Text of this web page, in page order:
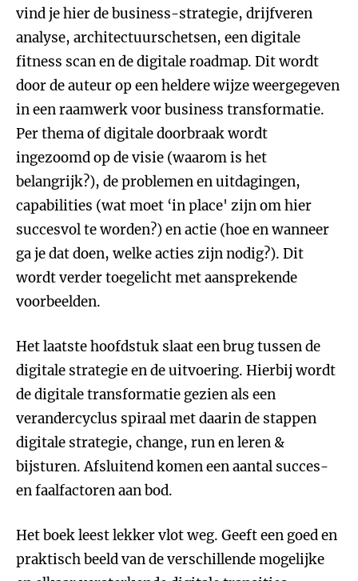
vind je hier de business-strategie, drijfveren
analyse, architectuurschetsen, een digitale
fitness scan en de digitale roadmap. Dit wordt
door de auteur op een heldere wijze weergegeven
in een raamwerk voor business transformatie.
Per thema of digitale doorbraak wordt
ingezoomd op de visie (waarom is het
belangrijk?), de problemen en uitdagingen,
capabilities (wat moet ‘in place' zijn om hier
succesvol te worden?) en actie (hoe en wanneer
ga je dat doen, welke acties zijn nodig?). Dit
wordt verder toegelicht met aansprekende
voorbeelden.
Het laatste hoofdstuk slaat een brug tussen de
digitale strategie en de uitvoering. Hierbij wordt
de digitale transformatie gezien als een
verandercyclus spiraal met daarin de stappen
digitale strategie, change, run en leren &
bijsturen. Afsluitend komen een aantal succes-
en faalfactoren aan bod.
Het boek leest lekker vlot weg. Geeft een goed en
praktisch beeld van de verschillende mogelijke